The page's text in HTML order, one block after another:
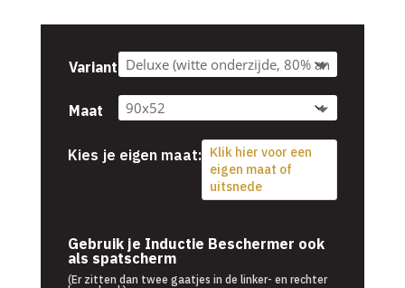
Variant
Maat
Kies je eigen maat: Klik hier voor een
eigen maat of
uitsnede
Gebruik je Inductie Beschermer ook
als spatscherm
(Er zitten dan twee gaatjes in de linker- en rechter